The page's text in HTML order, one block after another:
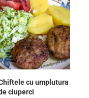
cu umplutura
ciuperci